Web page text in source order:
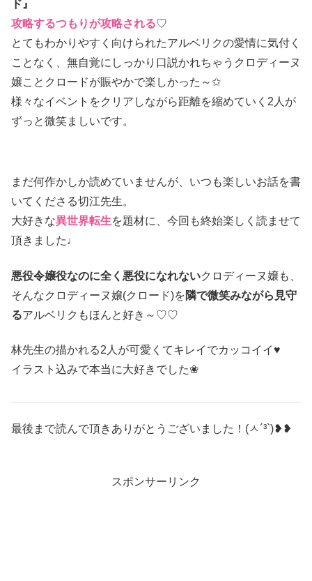
ド』
攻略するつもりが攻略される♡
とてもわかりやすく向けられたアルベリクの愛情に気付く
ことなく、無自覚にしっかり口説かれちゃうクロディーヌ
嬢ことクロードが賑やかで楽しかった～✩
様々なイベントをクリアしながら距離を縮めていく2人が
ずっと微笑ましいです。
まだ何作かしか読めていませんが、いつも楽しいお話を書
いてくださる切江先生。
大好きな異世界転生を題材に、今回も終始楽しく読ませて
頂きました♩
悪役令嬢役なのに全く悪役になれないクロディーヌ嬢も、
そんなクロディーヌ嬢(クロード)を隣で微笑みながら見守
るアルベリクもほんと好き～♡♡
林先生の描かれる2人が可愛くてキレイでカッコイイ♥
イラスト込みで本当に大好きでした❀
最後まで読んで頂きありがとうございました！(ㅅ´³`)❥❥
スポンサーリンク